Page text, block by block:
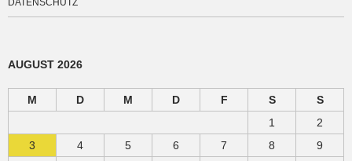
DATENSCHUTZ
AUGUST 2026
M D M D F S
S
1
2
3
4 5 6 7 8
9